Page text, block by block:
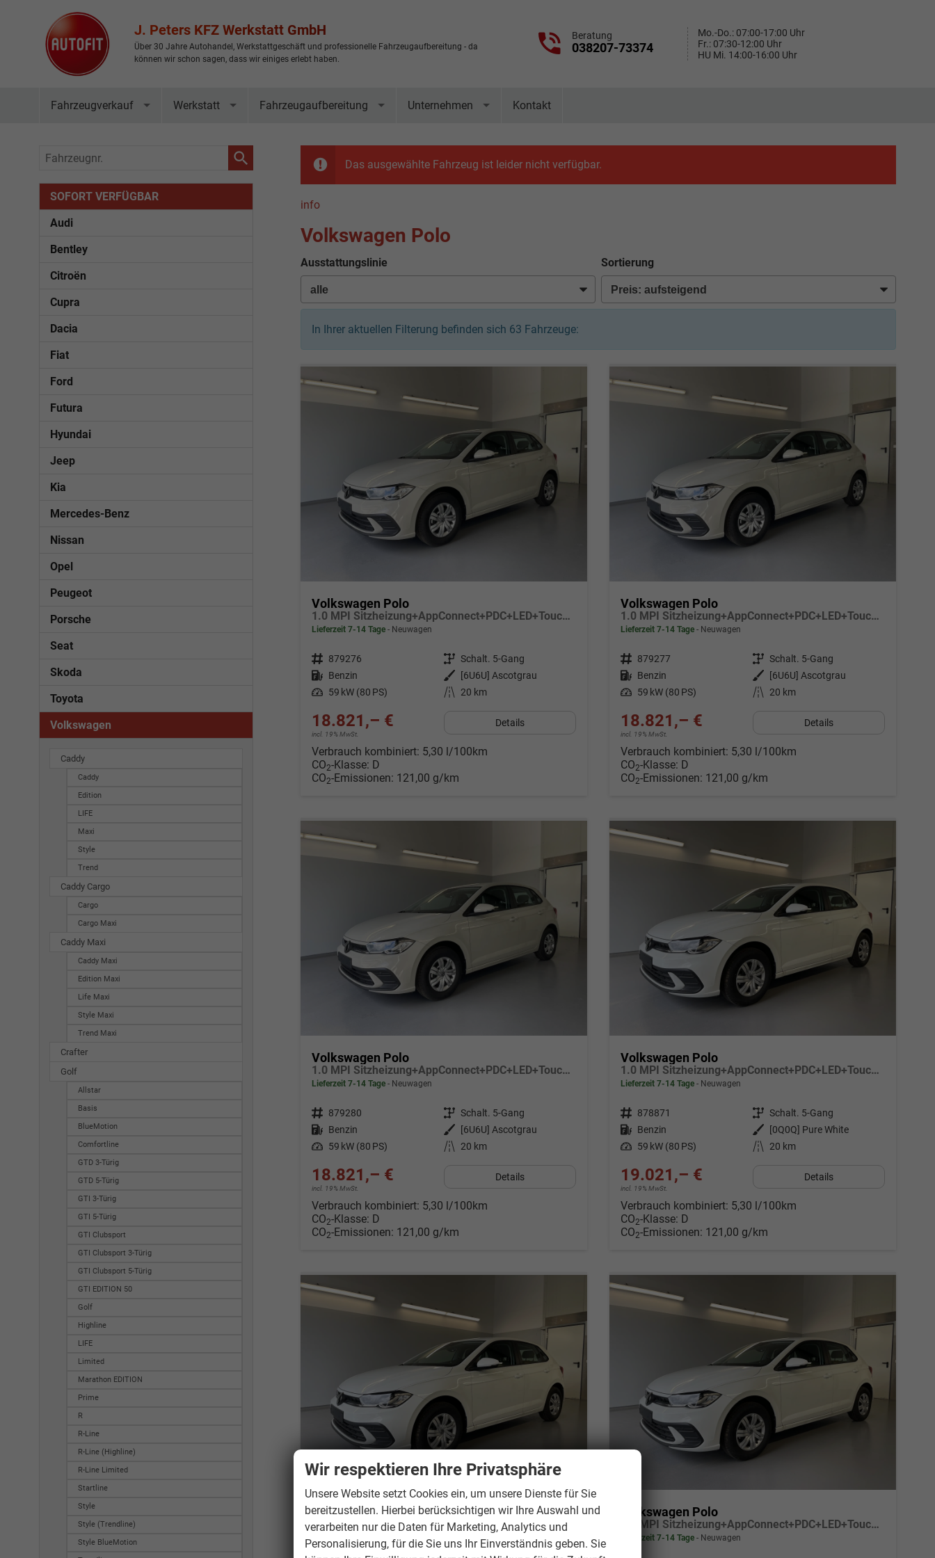
J. Peters KFZ Werkstatt GmbH
Über 30 Jahre Autohandel, Werkstattgeschäft und professionelle Fahrzeugaufbereitung - da
können wir schon sagen, dass wir einiges erlebt haben.
Beratung
038207-73374
Mo.-Do.: 07:00-17:00 Uhr
Fr.: 07:30-12:00 Uhr
HU Mi. 14:00-16:00 Uhr
Fahrzeugverkauf Werkstatt Fahrzeugaufbereitung Unternehmen Kontakt
Das ausgewählte Fahrzeug ist leider nicht verfügbar.
info
Volkswagen Polo
Ausstattungslinie Sortierung
In Ihrer aktuellen Filterung befinden sich 63 Fahrzeuge:
Volkswagen Polo
1.0 MPI Sitzheizung+AppConnect+PDC+LED+Touch+Lichtsensor+MultiLenkrad
Lieferzeit 7-14 Tage Neuwagen
Fahrzeugnr. 879276 Getriebe Schalt. 5-Gang
Kraftstoff Benzin Außenfarbe
[6U6U] Ascotgrau
Leistung 59 kW (80 PS) Kilometerstand 20 km
18.821,– €
incl. 19% MwSt.
Details
Verbrauch kombiniert: 5,30 l/100km
CO2-Klasse: D
CO2-Emissionen: 121,00 g/km
Volkswagen Polo
1.0 MPI Sitzheizung+AppConnect+PDC+LED+Touch+Lichtsensor+MultiLenkrad
Lieferzeit 7-14 Tage Neuwagen
Fahrzeugnr. 879277 Getriebe Schalt. 5-Gang
Kraftstoff Benzin Außenfarbe
[6U6U] Ascotgrau
Leistung 59 kW (80 PS) Kilometerstand 20 km
18.821,– €
incl. 19% MwSt.
Details
Verbrauch kombiniert: 5,30 l/100km
CO2-Klasse: D
CO2-Emissionen: 121,00 g/km
Volkswagen Polo
1.0 MPI Sitzheizung+AppConnect+PDC+LED+Touch+Lichtsensor+MultiLenkrad
Lieferzeit 7-14 Tage Neuwagen
Fahrzeugnr. 879280 Getriebe Schalt. 5-Gang
Kraftstoff Benzin Außenfarbe
[6U6U] Ascotgrau
Leistung 59 kW (80 PS) Kilometerstand 20 km
18.821,– €
incl. 19% MwSt.
Details
Verbrauch kombiniert: 5,30 l/100km
CO2-Klasse: D
CO2-Emissionen: 121,00 g/km
Volkswagen Polo
1.0 MPI Sitzheizung+AppConnect+PDC+LED+Touch+Lichtsensor+MultiLenkrad
Lieferzeit 7-14 Tage Neuwagen
Fahrzeugnr. 878871 Getriebe Schalt. 5-Gang
Kraftstoff Benzin Außenfarbe
[0Q0Q] Pure White
Leistung 59 kW (80 PS) Kilometerstand 20 km
19.021,– €
incl. 19% MwSt.
Details
Verbrauch kombiniert: 5,30 l/100km
CO2-Klasse: D
CO2-Emissionen: 121,00 g/km
Volkswagen Polo
1.0 MPI Sitzheizung+AppConnect+PDC+LED+Touch+Lichtsensor+MultiLenkrad
Lieferzeit 7-14 Tage Neuwagen
Volkswagen Polo
1.0 MPI Sitzheizung+AppConnect+PDC+LED+Touch+Lichtsensor+MultiLenkrad
Lieferzeit 7-14 Tage Neuwagen
Fahrzeugnr.
SOFORT VERFÜGBAR
Audi
Bentley
Citroën
Cupra
Dacia
Fiat
Ford
Futura
Hyundai
Jeep
Kia
Mercedes-Benz
Nissan
Opel
Peugeot
Porsche
Seat
Skoda
Toyota
Volkswagen
Caddy
Caddy
Edition
LIFE
Maxi
Style
Trend
Caddy Cargo
Cargo
Cargo Maxi
Caddy Maxi
Caddy Maxi
Edition Maxi
Life Maxi
Style Maxi
Trend Maxi
Crafter
Golf
Allstar
Basis
BlueMotion
Comfortline
GTD 3-Türig
GTD 5-Türig
GTI 3-Türig
GTI 5-Türig
GTI Clubsport
GTI Clubsport 3-Türig
GTI Clubsport 5-Türig
GTI EDITION 50
Golf
Highline
LIFE
Limited
Marathon EDITION
Prime
R
R-Line
R-Line (Highline)
R-Line Limited
Startline
Style
Style (Trendline)
Style BlueMotion
Wir respektieren Ihre Privatsphäre
Unsere Website setzt Cookies ein, um unsere Dienste für Sie
bereitzustellen. Hierbei berücksichtigen wir Ihre Auswahl und
verarbeiten nur die Daten für Marketing, Analytics und
Personalisierung, für die Sie uns Ihr Einverständnis geben. Sie